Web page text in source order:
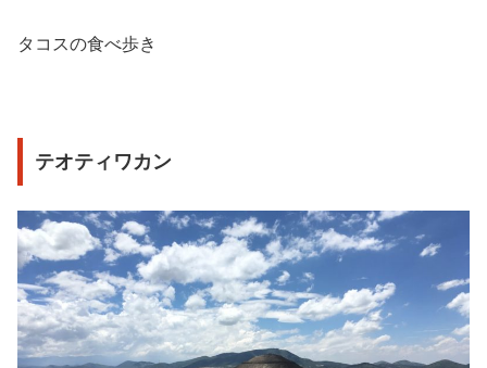
タコスの食べ歩き
テオティワカン